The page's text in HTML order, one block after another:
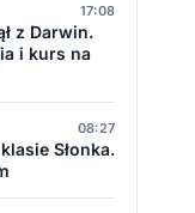
17:08
z Darwin.
i kurs na
08:27
Słonka.